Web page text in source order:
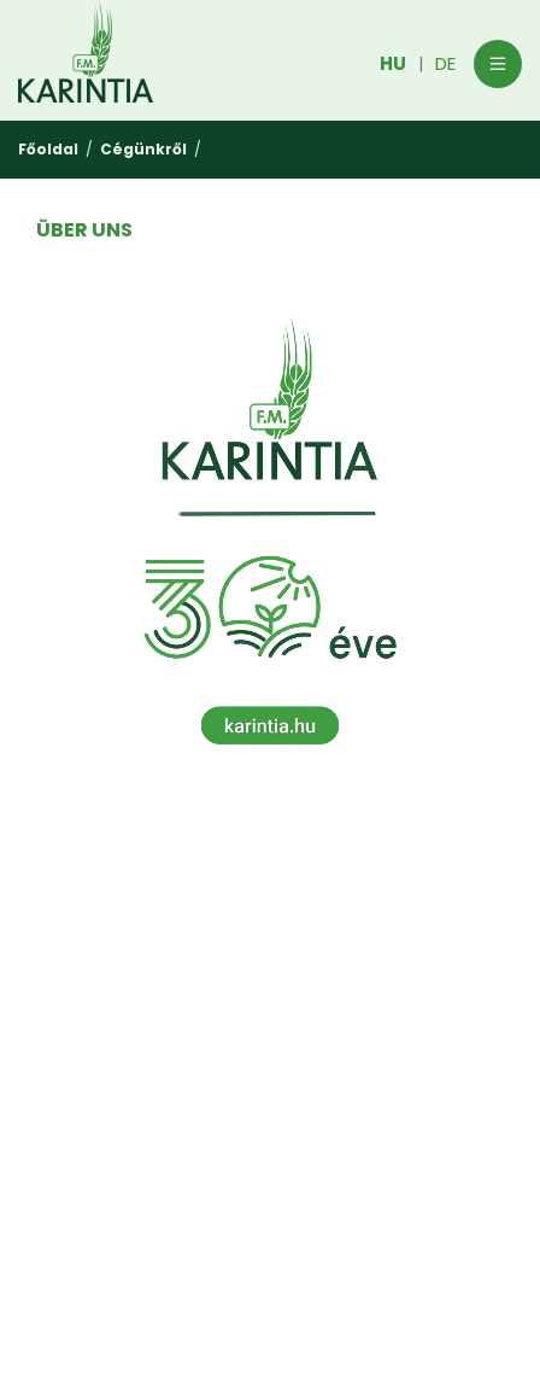
HU | DE
Főoldal / Cégünkről /
ÜBER UNS